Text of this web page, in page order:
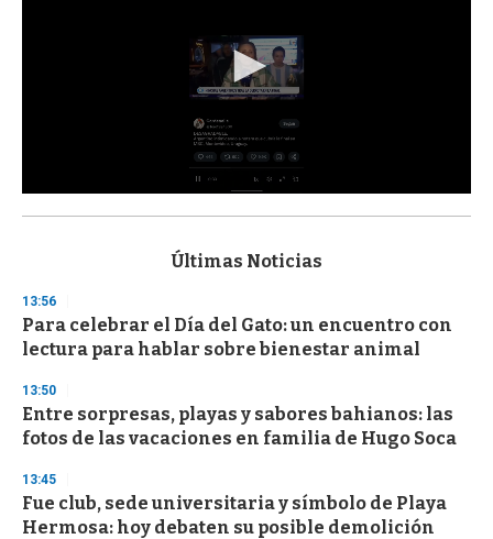
s
d
s
o
f
3
s
e
c
n
d
s
Últimas Noticias
13:56
Para celebrar el Día del Gato: un encuentro con
lectura para hablar sobre bienestar animal
13:50
Entre sorpresas, playas y sabores bahianos: las
fotos de las vacaciones en familia de Hugo Soca
13:45
Fue club, sede universitaria y símbolo de Playa
Hermosa: hoy debaten su posible demolición